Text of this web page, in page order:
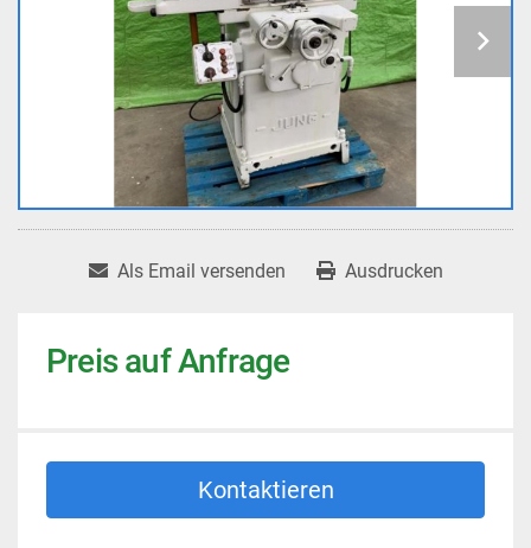
Als Email versenden Ausdrucken
Preis auf Anfrage
Kontaktieren